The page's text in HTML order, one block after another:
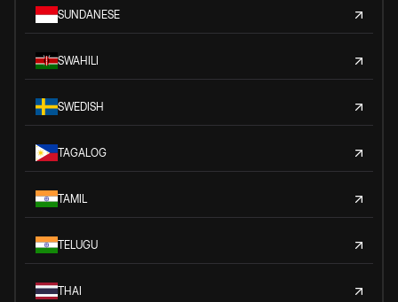
SUNDANESE
SWAHILI
SWEDISH
TAGALOG
TAMIL
TELUGU
THAI